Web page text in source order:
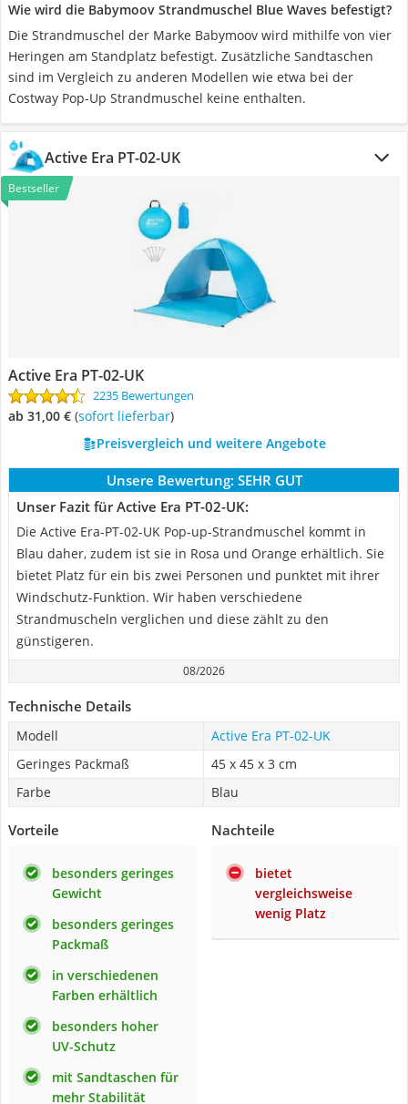
Wie wird die Babymoov Strandmuschel Blue Waves befestigt?
Die Strandmuschel der Marke Babymoov wird mithilfe von vier
Heringen am Standplatz befestigt. Zusätzliche Sandtaschen
sind im Vergleich zu anderen Modellen wie etwa bei der
Costway Pop-Up Strandmuschel keine enthalten.
Active Era PT-02-UK
Bestseller
Active Era PT-02-UK
2235 Bewertungen
ab 31,00 € ( Sofort lieferbar)
Preisvergleich und weitere Angebote
Unsere Bewertung: SEHR GUT
Unser Fazit für Active Era PT-02-UK:
Die Active Era-PT-02-UK Pop-up-Strandmuschel kommt in
Blau daher, zudem ist sie in Rosa und Orange erhältlich. Sie
bietet Platz für ein bis zwei Personen und punktet mit ihrer
Windschutz-Funktion. Wir haben verschiedene
Strandmuscheln verglichen und diese zählt zu den
günstigeren.
08/2026
Technische Details
Modell
Active Era PT-02-UK
Geringes Packmaß
45 x 45 x 3 cm
Farbe
Blau
Vorteile
besonders geringes
Gewicht
besonders geringes
Packmaß
in verschiedenen
Farben erhältlich
besonders hoher
UV-Schutz
mit Sandtaschen für
mehr Stabilität
Nachteile
bietet
vergleichsweise
wenig Platz